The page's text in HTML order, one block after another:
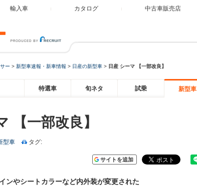
輸入車 カタログ 中古車販売店
ー > 新型車速報・新車情報 > 日産の新型車 > 日産 シーマ 【一部改良】
特選車 旬ネタ 試乗 新型車
【一部改良】
型車 タグ:
サイトを追加
ンやシートカラーなど内外装が変更された